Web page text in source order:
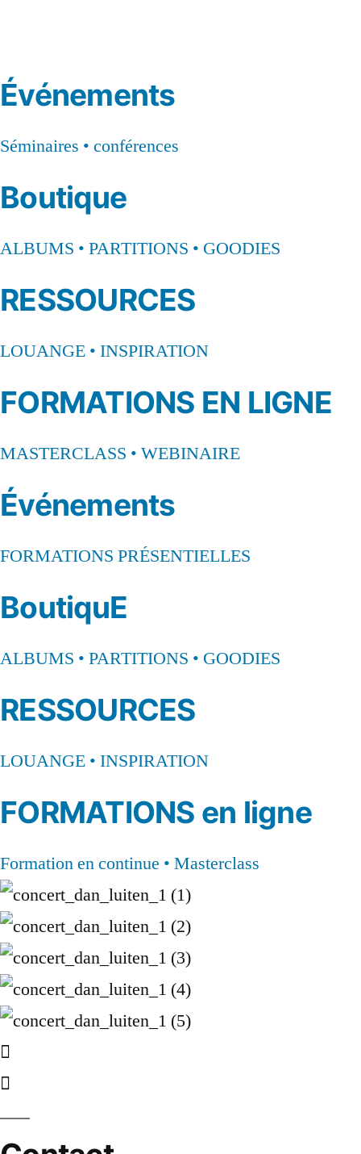
Événements
Séminaires • conférences
Boutique
ALBUMS • PARTITIONS • GOODIES
RESSOURCES
LOUANGE • INSPIRATION
FORMATIONS EN LIGNE
MASTERCLASS • WEBINAIRE
Événements
FORMATIONS PRÉSENTIELLES
BoutiquE
ALBUMS • PARTITIONS • GOODIES
RESSOURCES
LOUANGE • INSPIRATION
FORMATIONS en ligne
Formation en continue • Masterclass